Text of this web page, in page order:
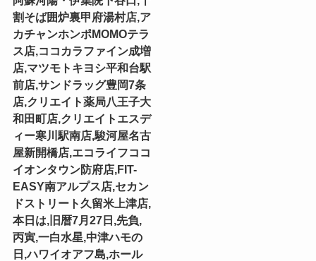
割そば囲炉裏甲府湯村店,ア
カチャンホンポMOMOテラ
ス店,ココカラファイン成増
店,マツモトキヨシ平和台駅
前店,サンドラッグ豊岡7条
店,クリエイト薬局八王子大
和田町店,クリエイトエスデ
ィー寒川駅南店,駿河屋名古
屋新開橋店,エコライフココ
イオンタウン防府店,FIT-
EASY南アルプス店,セカン
ドストリート久留米上津店,
本日は,旧暦7月27日,先負,
丙寅,一白水星,中津ハモの
日,ハワイオアフ島,ホール